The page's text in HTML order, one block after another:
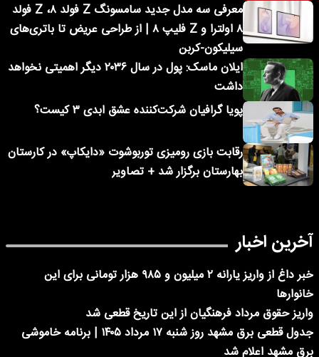
معرفی سه مدل جدید سامسونگ Z فولد ۸، Z فولد
۸ اولترا و Z فلیپ ۸ | از طراحی عریض تا باتری‌های
سیلیکون-کربن
ایلان ماسک: پول در سال ۲۰۳۶ دیگر اهمیتی نخواهد
داشت
پویا گرافیان شرکت‌کننده عشق ابدی ۳ کیست؟
رقابت بازی رومیزی توربوشوت «دایکاپ» در کارستان
بهارستان برگزار شد + تصاویر
آخرین اخبار
خبر داغ از واریز یارانه ۲ میلیون و ۹۸۵ هزار تومانی برای این
خانوارها
واریز حقوق مرداد فرهنگیان از این تاریخ قطعی شد
جدول قطعی برق مشهد روز شنبه ۱۷ مرداد ۱۴۰۵ | برنامه خاموشی
برق مشهد اعلام شد